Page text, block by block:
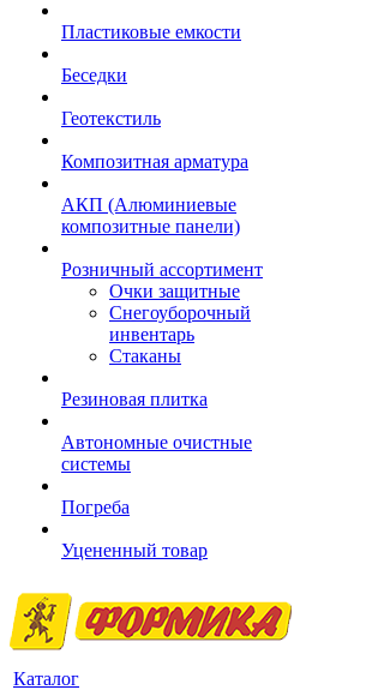
Пластиковые емкости
Беседки
Геотекстиль
Композитная арматура
АКП (Алюминиевые
композитные панели)
Розничный ассортимент
Очки защитные
Снегоуборочный
инвентарь
Стаканы
Резиновая плитка
Автономные очистные
системы
Погреба
Уцененный товар
Каталог